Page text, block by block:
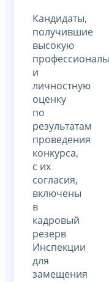
Кандидаты,
получившие
высокую
и
личностную
оценку
по
результатам
проведения
конкурса,
с их
согласия,
включены
в
кадровый
резерв
Инспекции
для
замещения